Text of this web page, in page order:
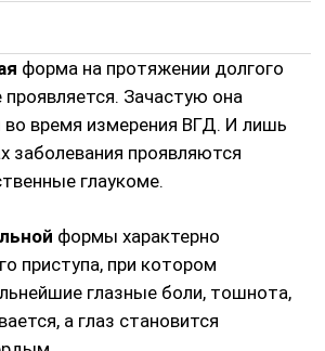
форма на протяжении долгого
проявляется. Зачастую она
во время измерения ВГД. И лишь
заболевания проявляются
глаукоме.
формы характерно
приступа, при котором
глазные боли, тошнота,
а глаз становится